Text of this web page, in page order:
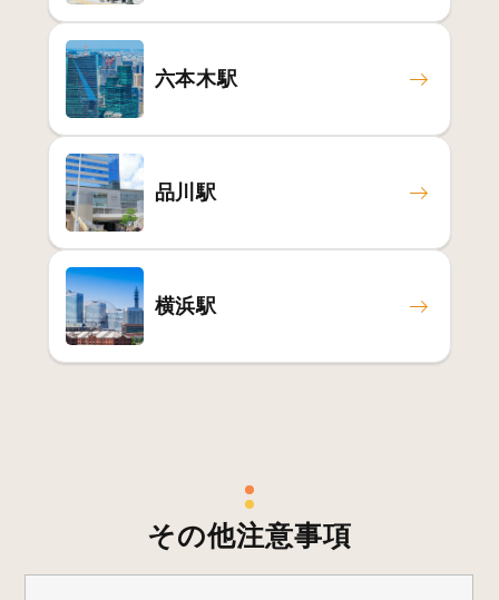
六本木駅
品川駅
横浜駅
その他注意事項